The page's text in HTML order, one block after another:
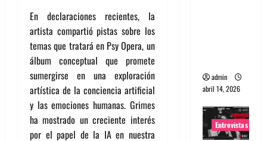
En declaraciones recientes, la
artista compartió pistas sobre los
temas que tratará en Psy Opera, un
álbum conceptual que promete
sumergirse en una exploración
artística de la conciencia artificial
y las emociones humanas. Grimes
ha mostrado un creciente interés
por el papel de la IA en nuestra
admin
abril 14, 2026
Entrevistas